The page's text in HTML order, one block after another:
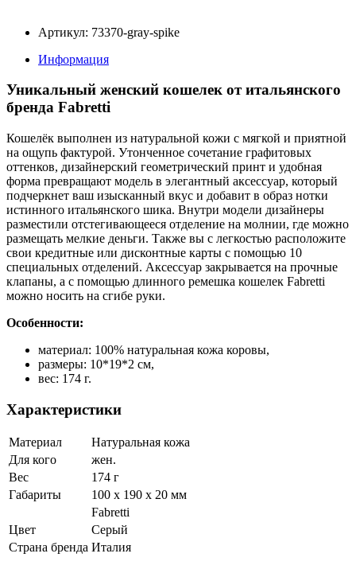
Артикул: 73370-gray-spike
Информация
Уникальный женский кошелек от итальянского
бренда Fabretti
Кошелёк выполнен из натуральной кожи с мягкой и приятной
на ощупь фактурой. Утонченное сочетание графитовых
оттенков, дизайнерский геометрический принт и удобная
форма превращают модель в элегантный аксессуар, который
подчеркнет ваш изысканный вкус и добавит в образ нотки
истинного итальянского шика. Внутри модели дизайнеры
разместили отстегивающееся отделение на молнии, где можно
размещать мелкие деньги. Также вы с легкостью расположите
свои кредитные или дисконтные карты с помощью 10
специальных отделений. Аксессуар закрывается на прочные
клапаны, а с помощью длинного ремешка кошелек Fabretti
можно носить на сгибе руки.
Особенности:
материал: 100% натуральная кожа коровы,
размеры: 10*19*2 см,
вес: 174 г.
Характеристики
Материал
Натуральная кожа
Для кого
жен.
Вес
174 г
Габариты
100 x 190 x 20 мм
Fabretti
Цвет
Серый
Страна бренда Италия